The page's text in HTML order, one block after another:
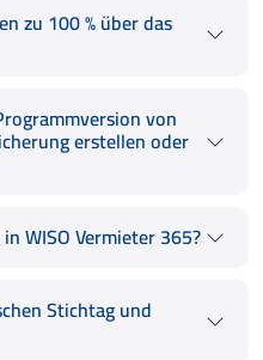
zu 100 % über das
von
erstellen oder
WISO Vermieter 365?
Stichtag und